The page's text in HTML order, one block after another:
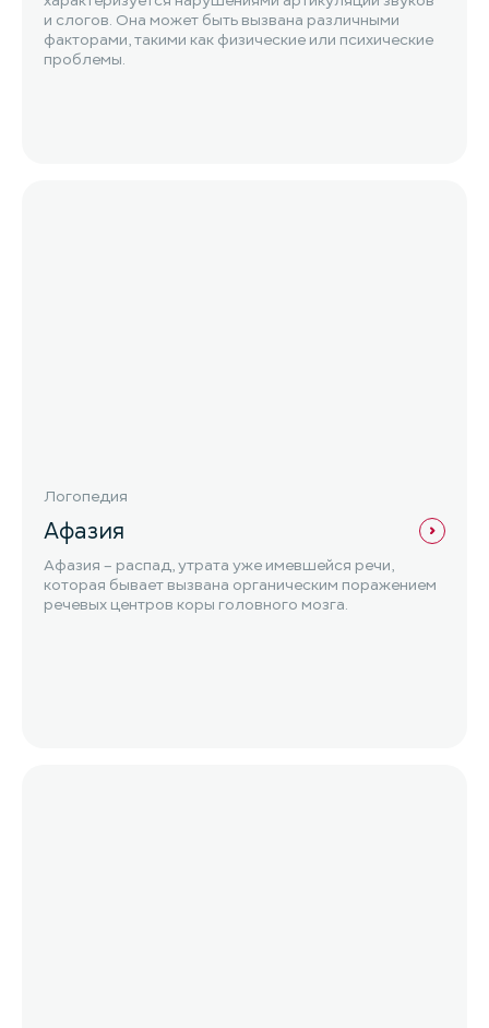
и слогов. Она может быть вызвана различными
факторами, такими как физические или психические
проблемы.
Логопедия
Афазия
Афазия – распад, утрата уже имевшейся речи,
которая бывает вызвана органическим поражением
речевых центров коры головного мозга.